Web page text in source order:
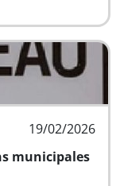
19/02/2026
municipales